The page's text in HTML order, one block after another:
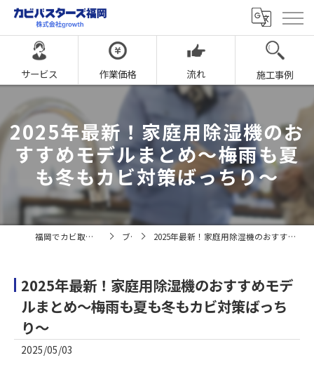
サービス 作業価格 流れ 施工事例
2025年最新！家庭用除湿機のお
すすめモデルまとめ～梅雨も夏
も冬もカビ対策ばっちり～
福岡でカビ取りならカビバスターズ福岡 ブログ 2025年最新！家庭用除湿機のおすすめモデルまとめ～梅雨も夏も冬もカビ対策ばっちり～
2025年最新！家庭用除湿機のおすすめモデ
ルまとめ～梅雨も夏も冬もカビ対策ばっち
り～
2025/05/03